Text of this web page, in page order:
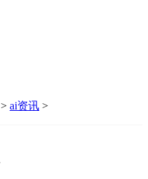
> ai资讯 >